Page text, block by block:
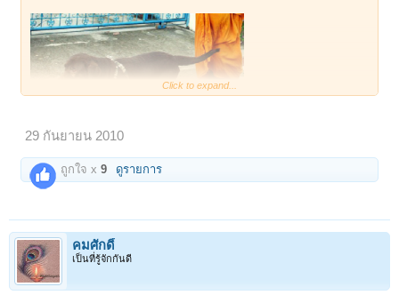
อุดม อ.ลาดหลุมแก้ว
พระณรงค์ คุณวีโร เลี้ยงสุนัขแสนรู้ พันธุ์ลาบราดอร์ ชื่อเจ้าจังโก้ วัย 5 ปี สีดำ
เจ้าของเป็นเจ้าของโรงงานที่นอนขนาดใหญ่ มีอยู่มีกินสะดวกสบาย แต่เจ้า
จังโก้กลับชอบอยู่กับพระที่วัด เช้ามืดจะตื่นมาเรียกพระและเด็กวัด ออกเดิน
Click to expand...
29 กันยายน 2010
ถูกใจ x9 ดูรายการ
คมศักดิ์
เป็นที่รู้จักกันดี